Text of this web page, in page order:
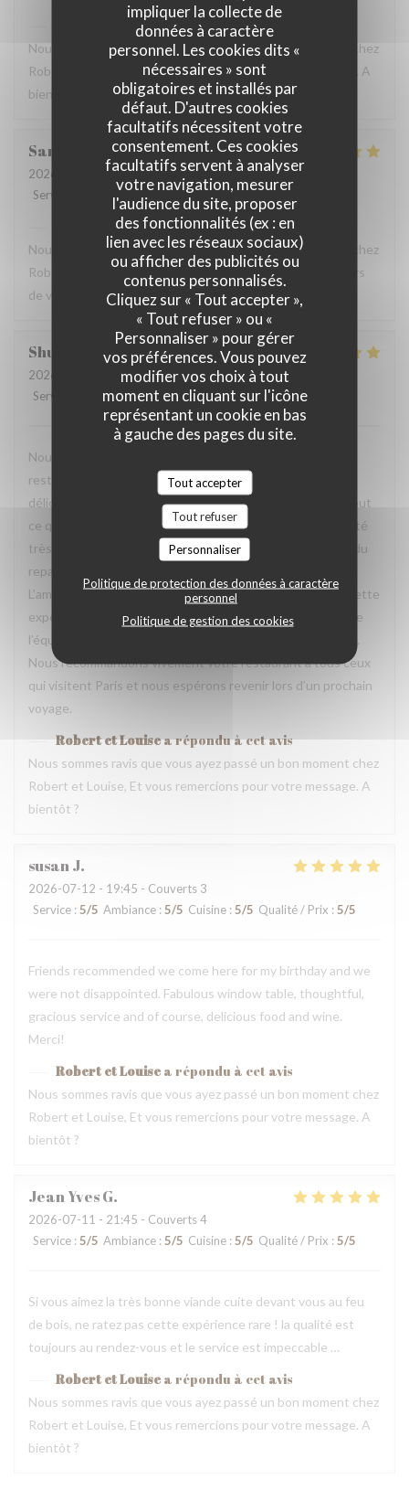
impliquer la collecte de
données à caractère
personnel. Les cookies dits «
nécessaires » sont
obligatoires et installés par
défaut. D'autres cookies
facultatifs nécessitent votre
consentement. Ces cookies
facultatifs servent à analyser
votre navigation, mesurer
l'audience du site, proposer
des fonctionnalités (ex : en
lien avec les réseaux sociaux)
ou afficher des publicités ou
contenus personnalisés.
Cliquez sur « Tout accepter »,
« Tout refuser » ou «
Personnaliser » pour gérer
vos préférences. Vous pouvez
modifier vos choix à tout
moment en cliquant sur l'icône
représentant un cookie en bas
à gauche des pages du site.
Tout accepter
Tout refuser
Personnaliser
Politique de protection des données à caractère
personnel
Politique de gestion des cookies
Robert et Louisea répondu à cet avis
Nous sommes ravis que vous ayez passé un bon moment chez
Robert et Louise, Et vous remercions pour votre message. A
bientôt ?
Sam
2026-07-17
- 17:45 - Couverts 2
Service
Ambiance : 5/5 Cuisine: 5/5 Qualité / Prix
Robert et Louisea répondu à cet avis
Nous sommes ravis que vous ayez passé un bon moment chez
Robert et Louise, que nous serons heureux de rééditer lors
de votre prochain passage.
Shunkuei C
2026-07-16
- 19:30 - Couverts 2
Service
Ambiance: 5/5 Cuisine:5/5 Qualité / Prix
Nous avons passé une excellente soirée dans votre
restaurant lors de notre voyage à Paris. Les plats étaient
délicieux, parfaitement présentés et pleins de saveurs. Tout
ce que nous avons commandé était excellent. L’équipe a été
très accueillante, souriante et attentionnée tout au long du
repas. Nous nous sommes sentis très bien accueillis.
L’ambiance était agréable et chaleureuse, ce qui a rendu cette
expérience encore plus mémorable. Un grand merci à toute
l’équipe pour votre professionnalisme et votre gentillesse.
Nous recommandons vivement votre restaurant à tous ceux
qui visitent Paris et nous espérons revenir lors d’un prochain
voyage.
Robert et Louisea répondu à cet avis
Nous sommes ravis que vous ayez passé un bon moment chez
Robert et Louise, Et vous remercions pour votre message. A
bientôt ?
susanJ
2026-07-12 - 19:45 - Couverts 3
Service : 5/5 Ambiance : 5/5 Cuisine : 5/5 Qualité / Prix : 5/5
Friends recommended we come here for my birthday and we
were not disappointed. Fabulous window table, thoughtful,
gracious service and of course, delicious food and wine.
Merci!
Robert et Louise a répondu à cet avis
Nous sommes ravis que vous ayez passé un bon moment chez
Robert et Louise, Et vous remercions pour votre message. A
bientôt ?
Jean YvesG
2026-07-11 - 21:45 - Couverts 4
Service : 5/5 Ambiance : 5/5 Cuisine : 5/5 Qualité / Prix : 5/5
Si vous aimez la très bonne viande cuite devant vous au feu
de bois, ne ratez pas cette expérience rare ! la qualité est
toujours au rendez-vous et le service est impeccable …
Robert et Louise a répondu à cet avis
Nous sommes ravis que vous ayez passé un bon moment chez
Robert et Louise, Et vous remercions pour votre message. A
bientôt ?